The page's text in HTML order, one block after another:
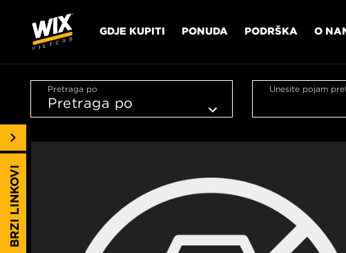
GDJE KUPITI PONUDA PODRŠKA O
Pretraga po Unesite pojam
BRZI LINKOVI